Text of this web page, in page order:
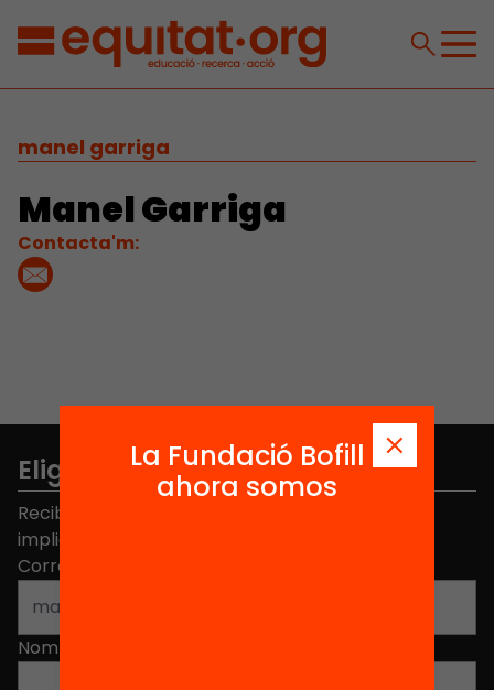
manel garriga
Manel Garriga
Contacta'm:
Elige equidad
Recibe contenidos, iniciativas y proyectos para
implicarte.
Correo electrónico
Nombre
La Fundació Bofill
ahora somos